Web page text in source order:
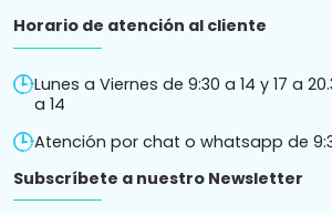
Horario de atención al cliente
Lunes a Viernes de 9:30 a 14 y 17 a
a 14
Atención por chat o whatsapp de
Subscríbete a nuestro Newsletter